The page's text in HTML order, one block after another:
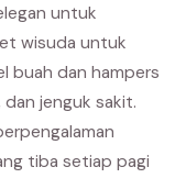
untuk
wisuda untuk
buah dan hampers
jenguk sakit.
tiba setiap pagi